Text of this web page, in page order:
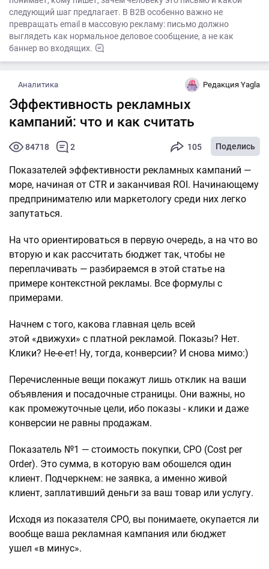
следующий шаг предлагает. В B2B особенно важно не
превращать email в массовую рекламу: письмо должно
выглядеть как нормальное деловое сообщение, а не как
баннер во входящих.
Аналитика Редакция Yagla
Эффективность рекламных
кампаний: что и как считать
84718 2 105 Поделись
Показателей эффективности рекламных кампаний —
море, начиная от CTR и заканчивая ROI. Начинающему
предпринимателю или маркетологу среди них легко
запутаться.
На что ориентироваться в первую очередь, а на что во
вторую и как рассчитать бюджет так, чтобы не
переплачивать — разбираемся в этой статье на
примере контекстной рекламы. Все формулы с
примерами.
Начнем с того, какова главная цель всей
этой «движухи» с платной рекламой. Показы? Нет.
Клики? Не-е-ет! Ну, тогда, конверсии? И снова мимо:)
Перечисленные вещи покажут лишь отклик на ваши
объявления и посадочные страницы. Они важны, но
как промежуточные цели, ибо показы - клики и даже
конверсии не равны продажам.
Показатель №1 — стоимость покупки, CPO (Cost per
Order). Это сумма, в которую вам обошелся один
клиент. Подчеркнем: не заявка, а именно живой
клиент, заплативший деньги за ваш товар или услугу.
Исходя из показателя CPO, вы понимаете, окупается ли
вообще ваша рекламная кампания или бюджет
ушел «в минус».